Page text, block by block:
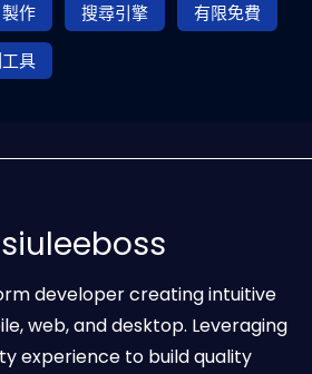
作 搜尋引擎 有限免費
具
siuleeboss
developer creating intuitive
web, and desktop. Leveraging
experience to build quality